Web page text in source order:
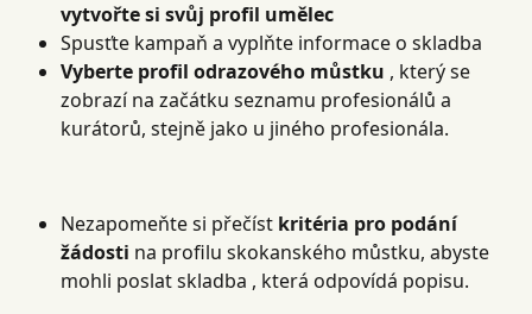
vytvořte si svůj profil umělec
Spusťte kampaň a vyplňte informace o skladba
Vyberte profil odrazového můstku , který se
zobrazí na začátku seznamu profesionálů a
kurátorů, stejně jako u jiného profesionála.
Nezapomeňte si přečíst kritéria pro podání
žádosti na profilu skokanského můstku, abyste
mohli poslat skladba , která odpovídá popisu.